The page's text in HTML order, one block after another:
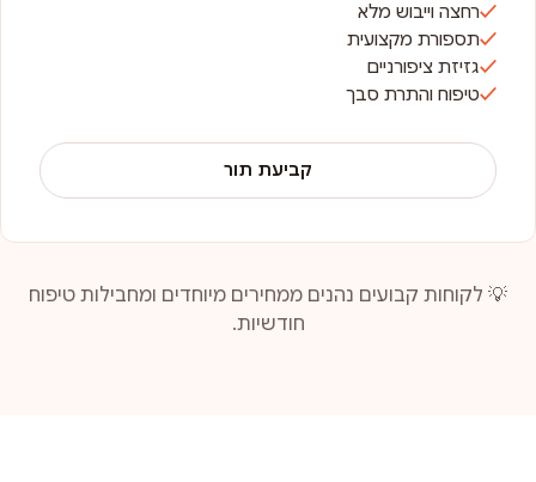
רחצה וייבוש מלא
תספורת מקצועית
גזיזת ציפורניים
טיפוח והתרת סבך
קביעת תור
💡 לקוחות קבועים נהנים ממחירים מיוחדים ומחבילות טיפוח
חודשיות.